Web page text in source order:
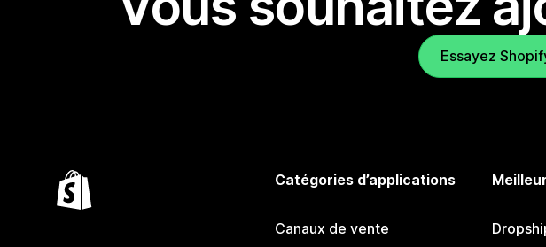
Essayez
Catégories d’applications
Canaux de vente